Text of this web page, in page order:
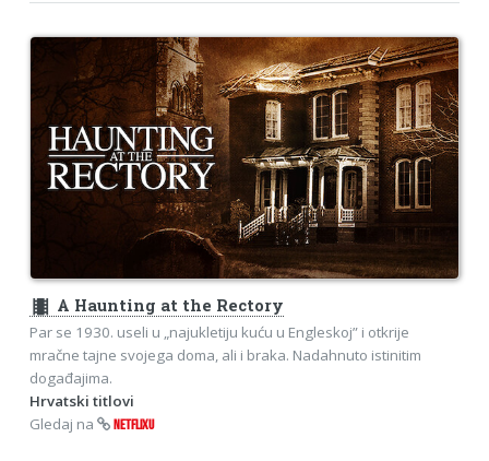
theaters A Haunting at the Rectory
Par se 1930. useli u „najukletiju kuću u Engleskoj” i otkrije
mračne tajne svojega doma, ali i braka. Nadahnuto istinitim
događajima.
Hrvatski titlovi
Gledaj na
NETFLIXU